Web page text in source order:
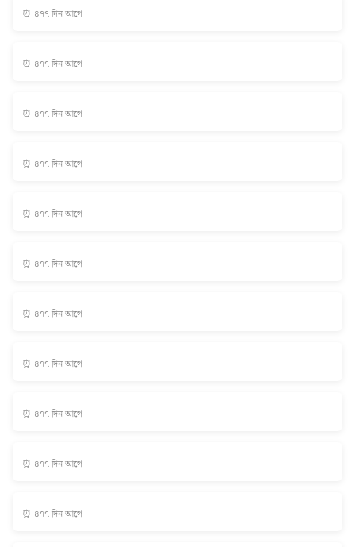
⏰ ৪৭৭ দিন আগে
⏰ ৪৭৭ দিন আগে
⏰ ৪৭৭ দিন আগে
⏰ ৪৭৭ দিন আগে
⏰ ৪৭৭ দিন আগে
⏰ ৪৭৭ দিন আগে
⏰ ৪৭৭ দিন আগে
⏰ ৪৭৭ দিন আগে
⏰ ৪৭৭ দিন আগে
⏰ ৪৭৭ দিন আগে
⏰ ৪৭৭ দিন আগে